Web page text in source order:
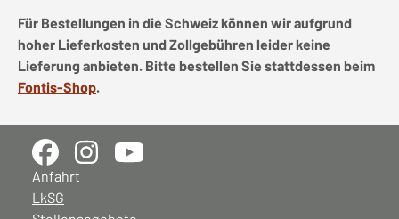
Für Bestellungen in die Schweiz können wir aufgrund
hoher Lieferkosten und Zollgebühren leider keine
Lieferung anbieten. Bitte bestellen Sie stattdessen beim
Fontis-Shop.
Anfahrt
LkSG